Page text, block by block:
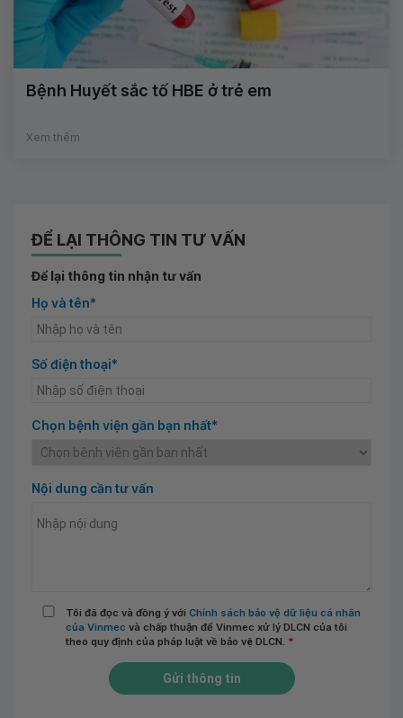
Bệnh Huyết sắc tố HBE ở trẻ em
Xem thêm
ĐỂ LẠI THÔNG TIN TƯ VẤN
Để lại thông tin nhận tư vấn
Họ và tên*
Số điện thoại*
Chọn bệnh viện gần bạn nhất*
Nội dung cần tư vấn
Tôi đã đọc và đồng ý với Chính sách bảo vệ dữ liệu cá nhân
của Vinmec và chấp thuận để Vinmec xử lý DLCN của tôi
theo quy định của pháp luật về bảo vệ DLCN. *
Gửi thông tin